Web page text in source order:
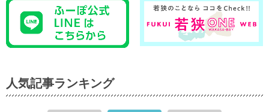
人気記事ランキング